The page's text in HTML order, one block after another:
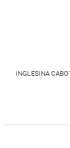
INGLESINA